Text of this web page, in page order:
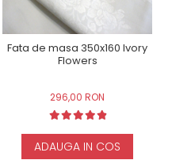
Fata de masa 350x160 Ivory
Flowers
296,00 RON
ADAUGA IN COS